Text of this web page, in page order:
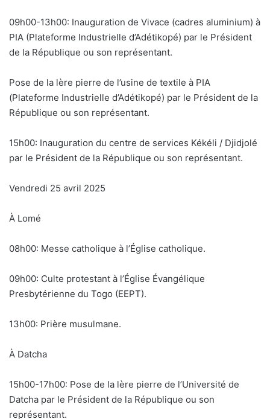
09h00-13h00: Inauguration de Vivace (cadres aluminium) à
PIA (Plateforme Industrielle d’Adétikopé) par le Président
de la République ou son représentant.
Pose de la lère pierre de l’usine de textile à PIA
(Plateforme Industrielle d’Adétikopé) par le Président de la
République ou son représentant.
15h00: Inauguration du centre de services Kékéli / Djidjolé
par le Président de la République ou son représentant.
Vendredi 25 avril 2025
À Lomé
08h00: Messe catholique à l’Église catholique.
09h00: Culte protestant à l’Église Évangélique
Presbytérienne du Togo (EEPT).
13h00: Prière musulmane.
À Datcha
15h00-17h00: Pose de la lère pierre de l’Université de
Datcha par le Président de la République ou son
représentant.